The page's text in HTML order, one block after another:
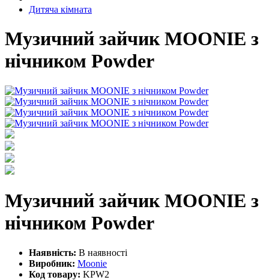
Дитяча кімната
Музичний зайчик MOONIE з
нічником Powder
Музичний зайчик MOONIE з
нічником Powder
Наявність: В наявності
Виробник: Moonie
Код товару: KPW2